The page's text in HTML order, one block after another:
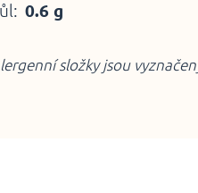
0.6 g
složky jsou